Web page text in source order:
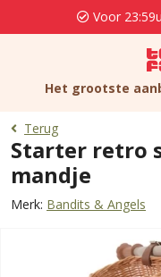
Voor
Het grootste
Terug
Starter retro
mandje
Merk: Bandits & Angels